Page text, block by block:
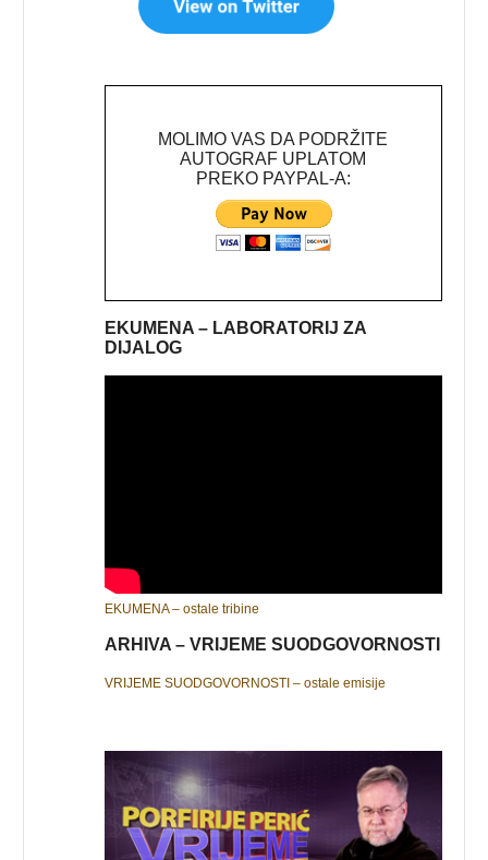
MOLIMO VAS DA PODRŽITE
AUTOGRAF UPLATOM
PREKO PAYPAL-A:
EKUMENA – LABORATORIJ ZA
DIJALOG
EKUMENA – ostale tribine
ARHIVA – VRIJEME SUODGOVORNOSTI
VRIJEME SUODGOVORNOSTI – ostale emisije